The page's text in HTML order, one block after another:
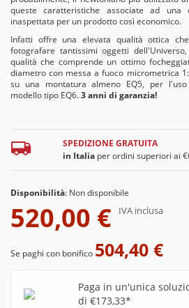
queste caratteristiche associate ad una
inaspettata per un prodotto così economico.
Infatti offre una elevata qualità ottica
fotografare tantissimi oggetti
qualità che comprende un ottimo
diametro con messa a fuoco micrometrica
su una montatura almeno EQ5, per
modello tipo EQ6.3 anni di garanzia!
SPEDIZIONE GRATUITA
in Italiaper ordini superiori ai
Disponibilità: Non disponibile
520,00 € IVA inclusa
Se paghi con bonifico 504,40 €
Paga in un'unica
di €173,33*